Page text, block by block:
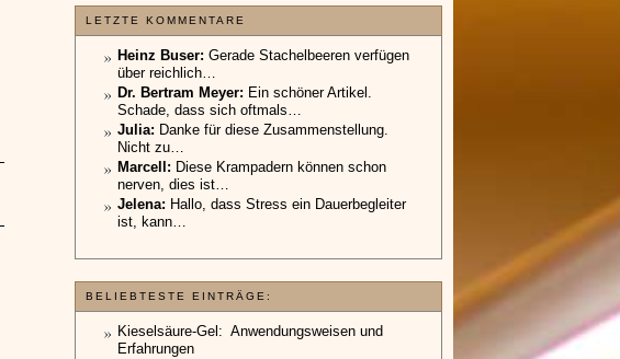
LETZTE KOMMENTARE
Heinz Buser: Gerade Stachelbeeren verfügen
über reichlich…
Dr. Bertram Meyer: Ein schöner Artikel.
Schade, dass sich oftmals…
Julia: Danke für diese Zusammenstellung.
Nicht zu…
Marcell: Diese Krampadern können schon
nerven, dies ist…
Jelena: Hallo, dass Stress ein Dauerbegleiter
ist, kann…
BELIEBTESTE EINTRÄGE:
Kieselsäure-Gel: Anwendungsweisen und
Erfahrungen